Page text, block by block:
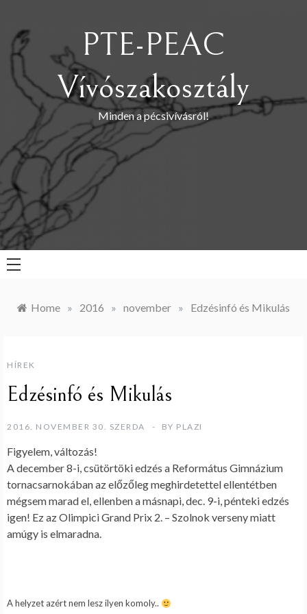
content
PTE-PEAC
Vívószakosztály
Minden a pécsivívásról!
Home » 2016 » november » Edzésinfó és Mikulás
HÍREK
Edzésinfó és Mikulás
2016. NOVEMBER 30. SZERDA BY PLAZI
Figyelem, változás!
A december 8-i, csütörtöki edzés a Református Gimnázium
tornacsarnokában az előzőleg meghirdetettel ellentétben
mégsem marad el, ellenben a másnapi, dec. 9-i, pénteki edzés
igen! Ez az Olimpici Grand Prix 2. – Szolnok verseny miatt
amúgy is elmaradna.
A helyzet azért nem lesz ilyen komoly..